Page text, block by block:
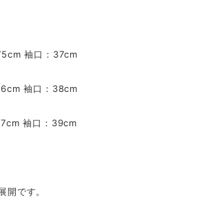
袖口：37cm
袖口：38cm
袖口：39cm
開です。